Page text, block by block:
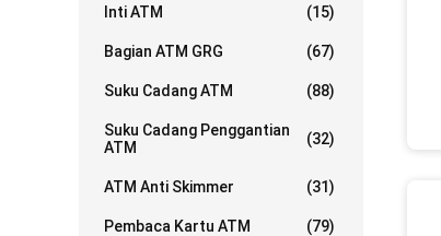
Inti ATM (15)
Bagian ATM GRG (67)
Suku Cadang ATM (88)
Suku Cadang Penggantian
ATM
(32)
ATM Anti Skimmer (31)
Pembaca Kartu ATM (79)